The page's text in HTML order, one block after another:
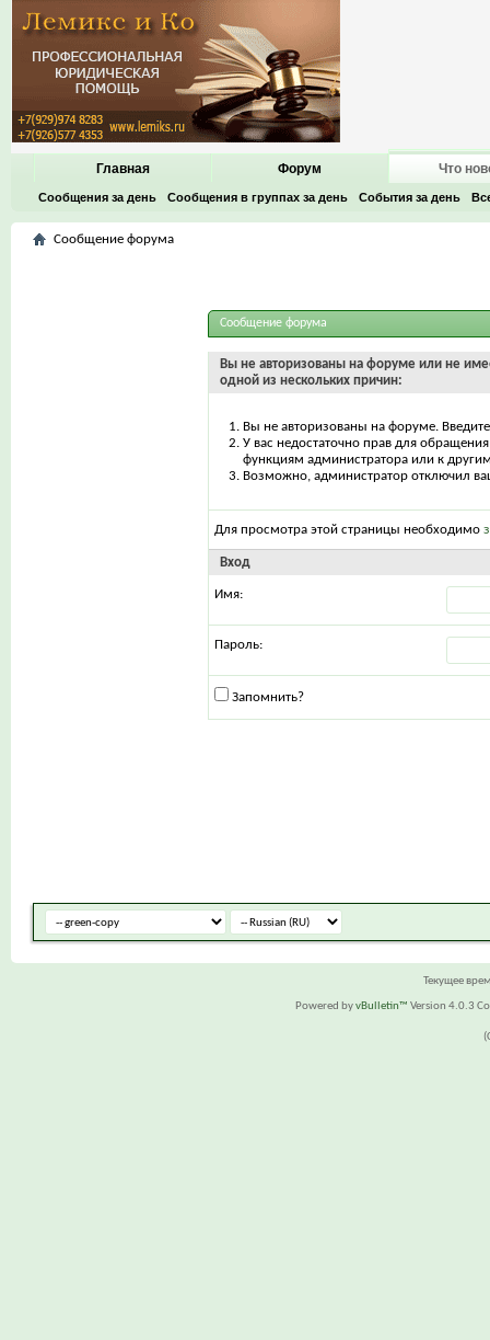
Главная Форум Что
Сообщения за день Сообщения в группах за день События за день
Сообщение форума
Сообщение форума
Вы не авторизованы на форуме или не
одной из нескольких причин:
Вы не авторизованы на форуме.
У вас недостаточно прав для
функциям администратора или к
Возможно, администратор отключил
Для просмотра этой страницы необходимо
Вход
Имя:
Пароль:
Запомнить?
Текущее
Powered byvBulletin™ Version 4.0.3